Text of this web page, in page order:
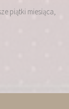
piątki miesiąca,